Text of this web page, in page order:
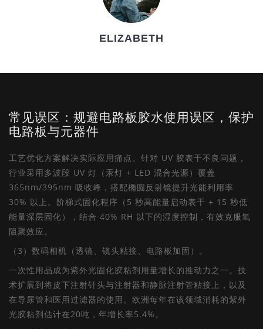
ELIZABETH
常见误区：规避电路板胶水使用误区，保护
电路板与元器件
工艺优化方案解决实际应用痛点。针对 UV 胶表干不良问题，
行业采用多波段 UV 灯（汞灯 + LED 混合光源）覆盖
365nm/395nm 吸收峰，搭配椭圆反射镜提升光能利用率
30% 以上。阶梯式固化程序（5 秒高能量启动表干 + 15 秒低
能量深层固化），结合 40% RH 以下的湿度控制，有效克服氧
阻聚效应。
（3）数码相机（透镜、镜头粘接、电路板加固）。
一次性用品成为紫外光固化胶粘剂用量增长的推动力之一。技
术扩展到将皮下注射针头与注射器和静脉注射管粘接上，以及
在导尿管和医用过滤器的使用。欧洲每年在该领域消耗的紫外
光胶粘剂估计在20吨，年增长率5.4%。